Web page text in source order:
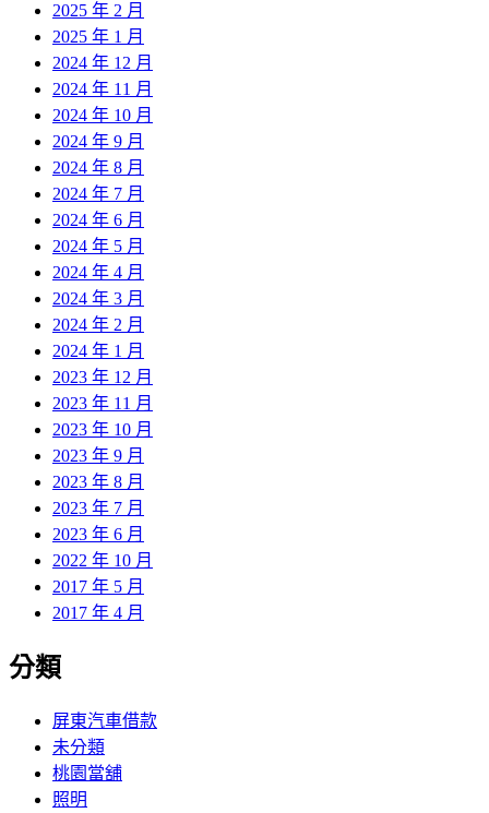
2025 年 2 月
2025 年 1 月
2024 年 12 月
2024 年 11 月
2024 年 10 月
2024 年 9 月
2024 年 8 月
2024 年 7 月
2024 年 6 月
2024 年 5 月
2024 年 4 月
2024 年 3 月
2024 年 2 月
2024 年 1 月
2023 年 12 月
2023 年 11 月
2023 年 10 月
2023 年 9 月
2023 年 8 月
2023 年 7 月
2023 年 6 月
2022 年 10 月
2017 年 5 月
2017 年 4 月
分類
屏東汽車借款
未分類
桃園當舖
照明